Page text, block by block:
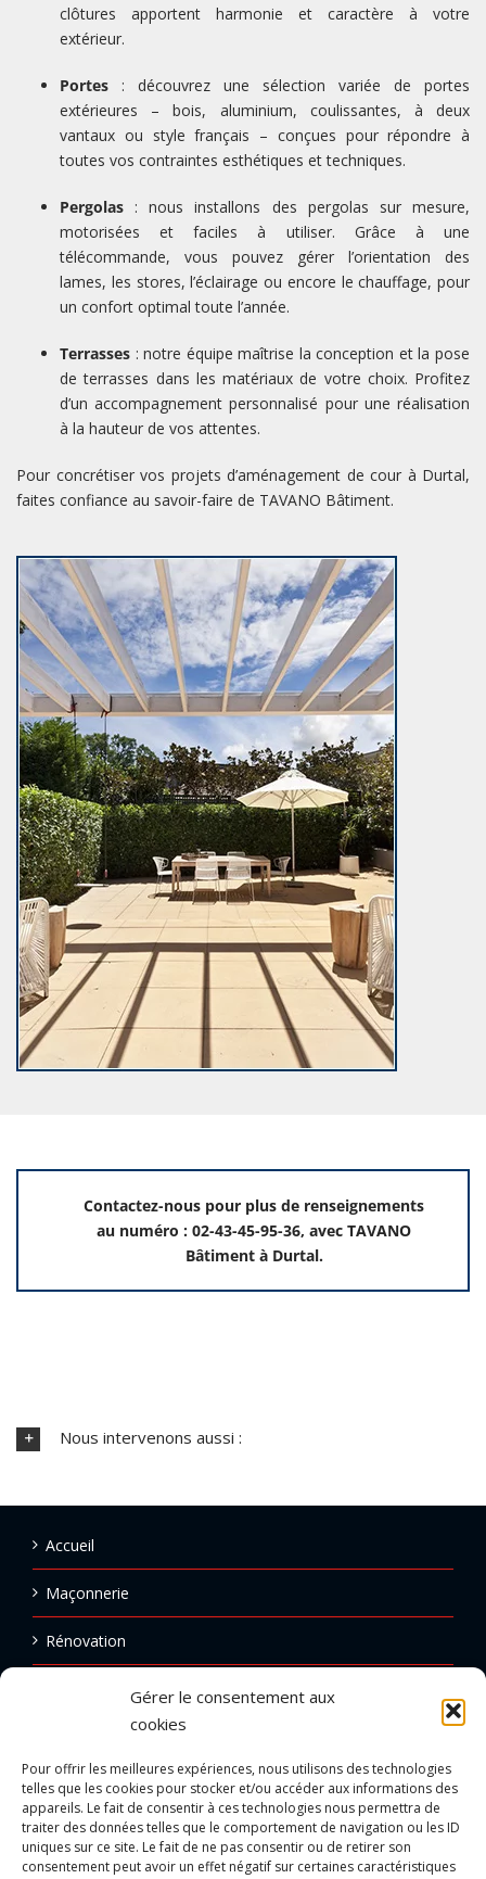
Gérer le consentement aux
cookies
Pour offrir les meilleures expériences, nous utilisons des technologies
telles que les cookies pour stocker et/ou accéder aux informations des
appareils. Le fait de consentir à ces technologies nous permettra de
traiter des données telles que le comportement de navigation ou les ID
uniques sur ce site. Le fait de ne pas consentir ou de retirer son
consentement peut avoir un effet négatif sur certaines caractéristiques
clôtures apportent harmonie et caractère à votre
extérieur.
Portes : découvrez une sélection variée de portes
extérieures – bois, aluminium, coulissantes, à deux
vantaux ou style français – conçues pour répondre à
toutes vos contraintes esthétiques et techniques.
Pergolas : nous installons des pergolas sur mesure,
motorisées et faciles à utiliser. Grâce à une
télécommande, vous pouvez gérer l’orientation des
lames, les stores, l’éclairage ou encore le chauffage, pour
un confort optimal toute l’année.
Terrasses : notre équipe maîtrise la conception et la pose
de terrasses dans les matériaux de votre choix. Profitez
d’un accompagnement personnalisé pour une réalisation
à la hauteur de vos attentes.
Pour concrétiser vos projets d’aménagement de cour à Durtal,
faites confiance au savoir-faire de TAVANO Bâtiment.
Contactez-nous pour plus de renseignements
au numéro : 02-43-45-95-36, avec TAVANO
Bâtiment à Durtal.
Nous intervenons aussi :
Accueil
Maçonnerie
Rénovation
Réalisations
Emploi